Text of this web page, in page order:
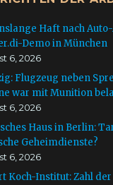
Haft nach
Demo in München
6, 2026
Flugzeug neben
war mit Munition
6, 2026
Haus in Berlin:
Geheimdienste?
6, 2026
Koch-Institut: Zahl